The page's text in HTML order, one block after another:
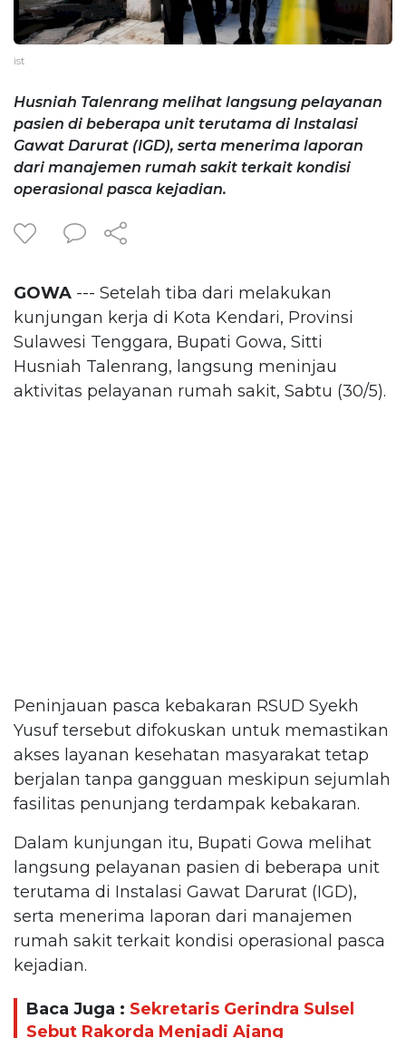
ist
Husniah Talenrang melihat langsung pelayanan
pasien di beberapa unit terutama di Instalasi
Gawat Darurat (IGD), serta menerima laporan
dari manajemen rumah sakit terkait kondisi
operasional pasca kejadian.
GOWA --- Setelah tiba dari melakukan
kunjungan kerja di Kota Kendari, Provinsi
Sulawesi Tenggara, Bupati Gowa, Sitti
Husniah Talenrang, langsung meninjau
aktivitas pelayanan rumah sakit, Sabtu (30/5).
Peninjauan pasca kebakaran RSUD Syekh
Yusuf tersebut difokuskan untuk memastikan
akses layanan kesehatan masyarakat tetap
berjalan tanpa gangguan meskipun sejumlah
fasilitas penunjang terdampak kebakaran.
Dalam kunjungan itu, Bupati Gowa melihat
langsung pelayanan pasien di beberapa unit
terutama di Instalasi Gawat Darurat (IGD),
serta menerima laporan dari manajemen
rumah sakit terkait kondisi operasional pasca
kejadian.
Baca Juga : Sekretaris Gerindra Sulsel
Sebut Rakorda Menjadi Ajang